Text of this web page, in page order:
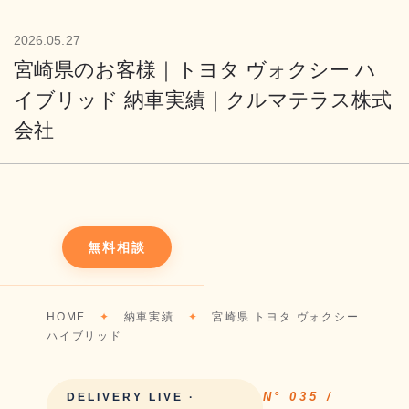
2026.05.27
宮崎県のお客様｜トヨタ ヴォクシー ハ
イブリッド 納車実績｜クルマテラス株式
会社
無料相談
HOME ✦ 納車実績 ✦
宮崎県 トヨタ ヴォクシー
ハイブリッド
DELIVERY LIVE ·
N° 035 /